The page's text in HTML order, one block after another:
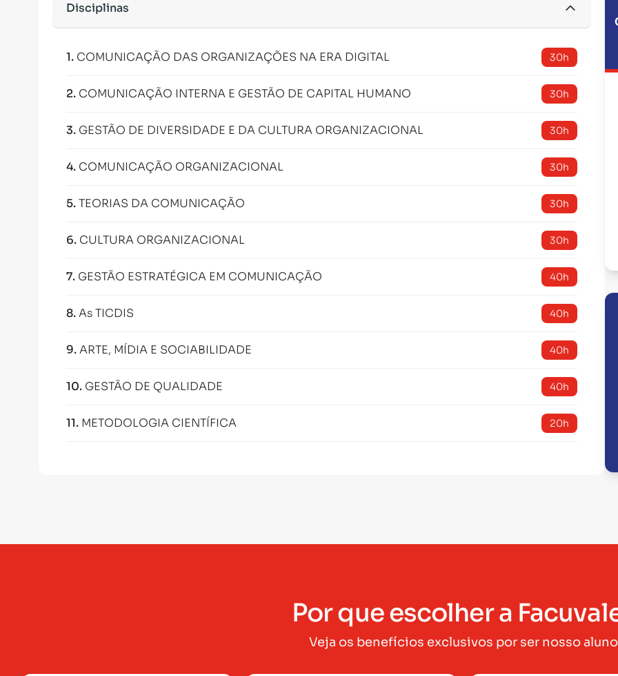
Disciplinas
1. COMUNICAÇÃO DAS ORGANIZAÇÕES NA ERA DIGITAL 30h
2. COMUNICAÇÃO INTERNA E GESTÃO DE CAPITAL HUMANO 30h
3. GESTÃO DE DIVERSIDADE E DA CULTURA ORGANIZACIONAL 30h
4. COMUNICAÇÃO ORGANIZACIONAL 30h
5.TEORIAS DA COMUNICAÇÃO 30h
6. CULTURA ORGANIZACIONAL 30h
7. GESTÃO ESTRATÉGICA EM COMUNICAÇÃO 40h
8.As TICDIS 40h
9.ARTE, MÍDIA E SOCIABILIDADE 40h
10. GESTÃO DE QUALIDADE 40h
11. METODOLOGIA CIENTÍFICA 20h
Por que escolher a
Veja os benefícios exclusivos por ser nosso aluno